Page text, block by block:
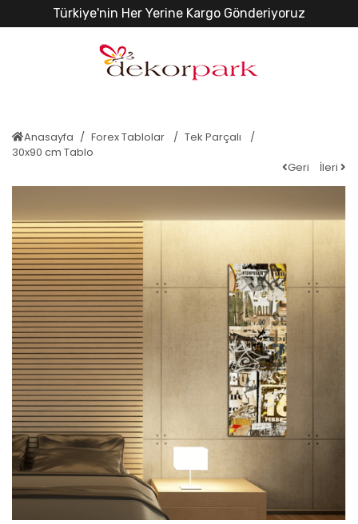
Türkiye'nin Her Yerine Kargo Gönderiyoruz
Anasayfa Forex Tablolar
Tek Parçalı
30x90 cm Tablo
Geri
İleri